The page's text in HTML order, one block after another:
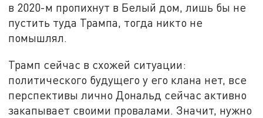
в 2020-м пропихнут в Белый дом, лишь бы не
пустить туда Трампа, тогда никто не
помышлял.
Трамп сейчас в схожей ситуации:
политического будущего у его клана нет, все
перспективы лично Дональд сейчас активно
закапывает своими провалами. Значит, нужно